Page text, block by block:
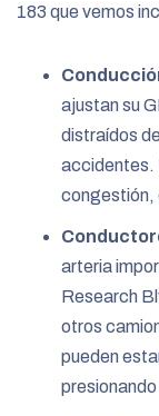
183 que vemos
ajustan su
distraídos
accidentes.
congestión,
arteria
Research
otros
pueden